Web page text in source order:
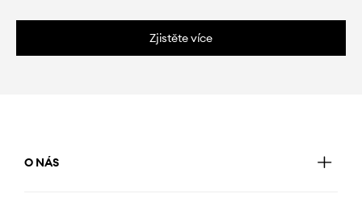
Zjistěte více
O NÁS